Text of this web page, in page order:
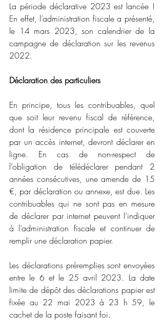
La période déclarative 2023 est lancée !
En effet, l’administration fiscale a présenté,
le 14 mars 2023, son calendrier de la
campagne de déclaration sur les revenus
2022.
Déclaration des particuliers
En principe, tous les contribuables, quel
que soit leur revenu fiscal de référence,
dont la résidence principale est couverte
par un accès internet, devront déclarer en
ligne. En cas de non-respect de
l’obligation de télédéclarer pendant 2
années consécutives, une amende de 15
€, par déclaration ou annexe, est due. Les
contribuables qui ne sont pas en mesure
de déclarer par internet peuvent l’indiquer
à l’administration fiscale et continuer de
remplir une déclaration papier.
Les déclarations préremplies sont envoyées
entre le 6 et le 25 avril 2023. La date
limite de dépôt des déclarations papier est
fixée au 22 mai 2023 à 23 h 59, le
cachet de la poste faisant foi.